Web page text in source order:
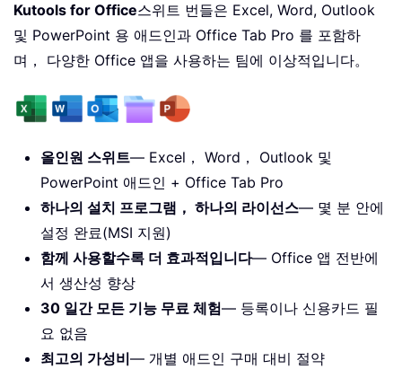
Kutools for Office스위트 번들은 Excel, Word, Outlook
및 PowerPoint 용 애드인과 Office Tab Pro 를 포함하
며， 다양한 Office 앱을 사용하는 팀에 이상적입니다。
올인원 스위트— Excel， Word， Outlook 및
PowerPoint 애드인 + Office Tab Pro
하나의 설치 프로그램， 하나의 라이선스— 몇 분 안에
설정 완료(MSI 지원)
함께 사용할수록 더 효과적입니다— Office 앱 전반에
서 생산성 향상
30 일간 모든 기능 무료 체험— 등록이나 신용카드 필
요 없음
최고의 가성비— 개별 애드인 구매 대비 절약